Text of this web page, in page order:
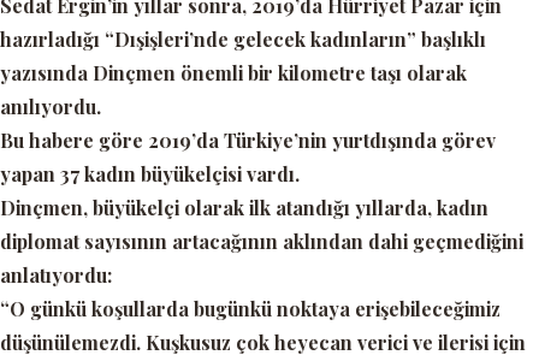
Sedat Ergin’in yıllar sonra, 2019’da Hürriyet Pazar için
hazırladığı “Dışişleri’nde gelecek kadınların” başlıklı
yazısında Dinçmen önemli bir kilometre taşı olarak
anılıyordu.
Bu habere göre 2019’da Türkiye’nin yurtdışında görev
yapan 37 kadın büyükelçisi vardı.
Dinçmen, büyükelçi olarak ilk atandığı yıllarda, kadın
diplomat sayısının artacağının aklından dahi geçmediğini
anlatıyordu:
“O günkü koşullarda bugünkü noktaya erişebileceğimiz
düşünülemezdi. Kuşkusuz çok heyecan verici ve ilerisi için